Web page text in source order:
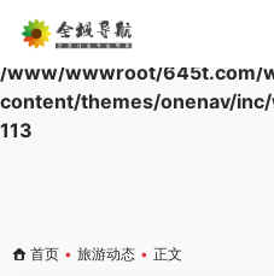
Warning: Array to string
/www/wwwroot/645t.com/
content/themes/onenav/
113
首页 • 旅游动态 • 正文